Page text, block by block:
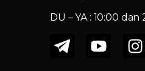
DU – YA : 10:00